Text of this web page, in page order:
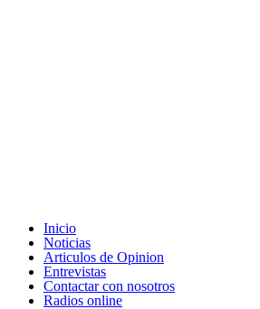
Inicio
Noticias
Articulos de Opinion
Entrevistas
Contactar con nosotros
Radios online